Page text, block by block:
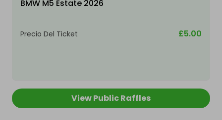
BMW M5 Estate 2026
Precio Del Ticket £5.00
View Public Raffles